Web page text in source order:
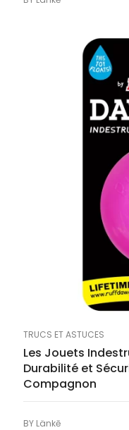
TRUCS ET ASTUCES
Les Jouets
Durabilité et
Compagnon
BY Länkē